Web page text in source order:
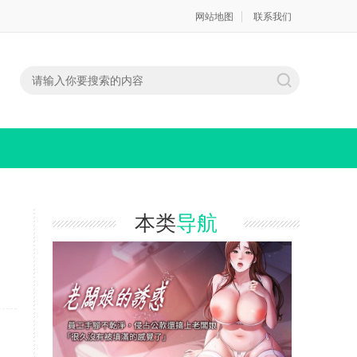
网站地图 联系我们
本类导航